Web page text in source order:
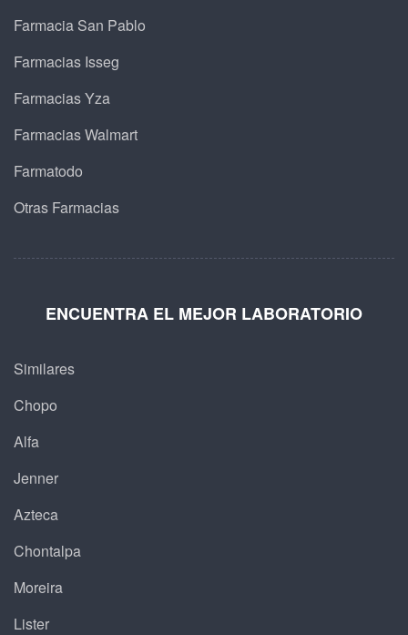
Farmacia San Pablo
Farmacias Isseg
Farmacias Yza
Farmacias Walmart
Farmatodo
Otras Farmacias
ENCUENTRA EL MEJOR LABORATORIO
Similares
Chopo
Alfa
Jenner
Azteca
Chontalpa
Moreira
Lister